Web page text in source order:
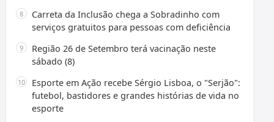
Carreta da Inclusão chega a Sobradinho com
serviços gratuitos para pessoas com deficiência
Região 26 de Setembro terá vacinação neste
sábado (8)
Esporte em Ação recebe Sérgio Lisboa, o "Serjão":
futebol, bastidores e grandes histórias de vida no
esporte